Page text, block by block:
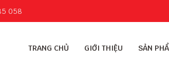
058
TRANG CHỦ GIỚI THIỆU SẢN